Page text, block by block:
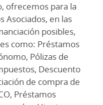
ofrecemos para la
Asociados, en las
posibles,
como: Préstamos
Pólizas de
Descuento
de compra de
Préstamos